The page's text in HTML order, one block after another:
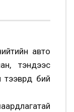
авто
тэндээс
бий